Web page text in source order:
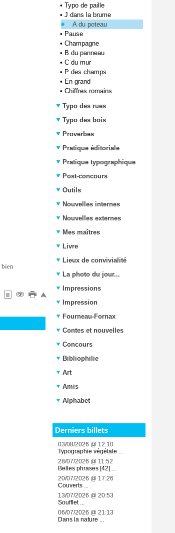
• Typo de paille
• J dans la brume
A du poteau
• Pause
• Champagne
• B du panneau
• C du mur
• P des champs
• En grand
• Chiffres romains
Typo des rues
Typo des bois
Proverbes
Pratique éditoriale
Pratique typographique
Post-concours
Outils
Nouvelles internes
Nouvelles externes
Mes maîtres
Livre
Lieux de convivialité
La photo du jour...
Impressions
Impression
Fourneau-Fornax
Contes et nouvelles
Concours
Bibliophilie
Art
Amis
Alphabet
Derniers billets
03/08/2026 @ 12:10
Typographie végétale ...
28/07/2026 @ 11:52
Belles phrases [42] ...
20/07/2026 @ 17:26
Couverts ...
13/07/2026 @ 20:53
Soufflet ...
06/07/2026 @ 21:13
Dans la nature ...